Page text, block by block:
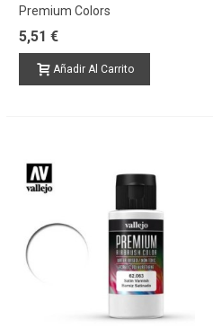
Premium Colors
5,51 €
Añadir Al Carrito